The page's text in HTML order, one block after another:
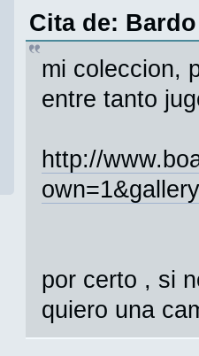
Cita de:
mi coleccion,
entre tanto
http://
por certo , si
quiero una